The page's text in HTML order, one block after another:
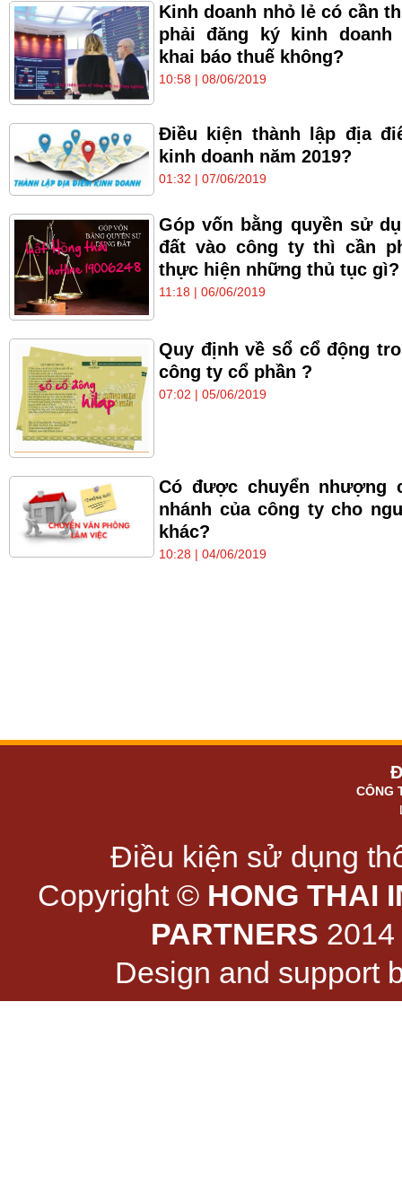
Kinh doanh nhỏ lẻ có cần
phải đăng ký kinh doanh
khai báo thuế không?
10:58 | 08/06/2019
Điều kiện thành lập địa
kinh doanh năm 2019?
01:32 | 07/06/2019
Góp vốn bằng quyền sử
đất vào công ty thì cần
thực hiện những thủ tục gì?
11:18 | 06/06/2019
Quy định về sổ cổ động
công ty cổ phần ?
07:02 | 05/06/2019
Có được chuyển nhượng
nhánh của công ty cho
khác?
10:28 | 04/06/2019
CÔNG
Điều kiện sử dụng
Copyright © HONG THAI
PARTNERS
Design and support